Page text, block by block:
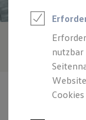
ONE
Kauf &
Online-
nutzbar